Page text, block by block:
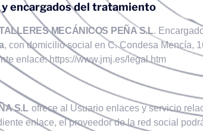
encargados del tratamiento
MECÁNICOS PEÑA S.L.
, con domicilio social en C. Condesa Mencía,
enlace:https://www.jmj.es/legal.htm
S.L ofrece al Usuario enlaces y servicio
enlace, el proveedor de la red social